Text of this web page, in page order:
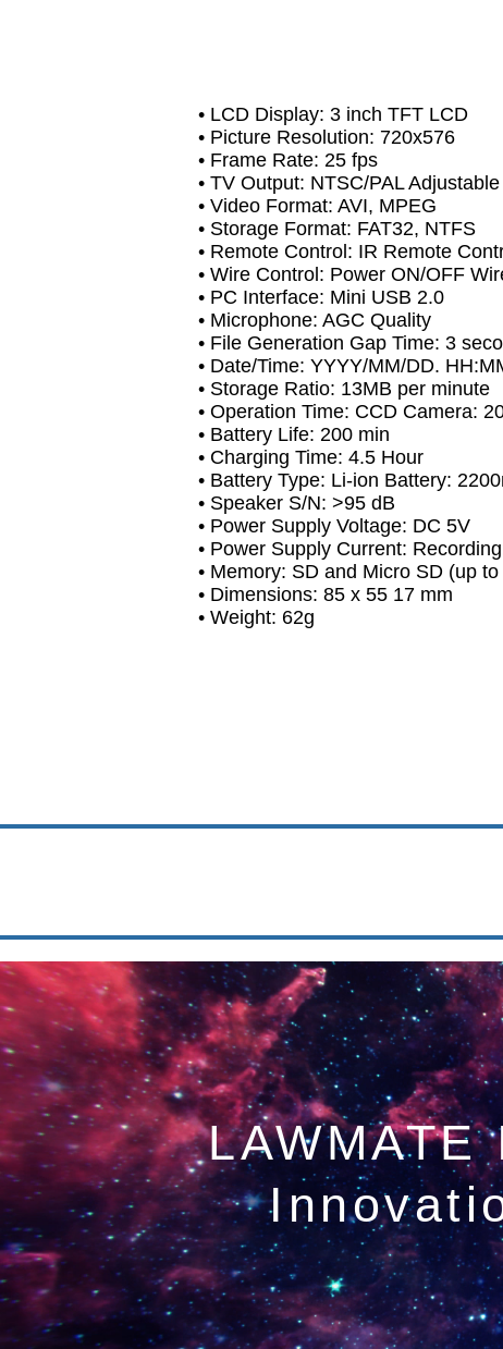
• LCD Display: 3 inch TFT LCD
• Picture Resolution: 720x576
• Frame Rate: 25 fps
• TV Output: NTSC/PAL Adjustable
• Video Format: AVI, MPEG
• Storage Format: FAT32, NTFS
• Remote Control: IR Remote
• Wire Control: Power ON/OFF
• PC Interface: Mini USB 2.0
• Microphone: AGC Quality
• File Generation Gap Time: 3
• Date/Time: YYYY/MM/DD.
• Storage Ratio: 13MB per minute
• Operation Time: CCD Camera:
• Battery Life: 200 min
• Charging Time: 4.5 Hour
• Battery Type: Li-ion Battery:
• Speaker S/N: >95 dB
• Power Supply Voltage: DC 5V
• Power Supply Current:
• Memory: SD and Micro SD (up
• Dimensions: 85 x 55 17 mm
• Weight: 62g